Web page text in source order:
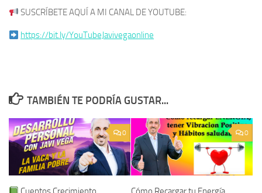
SUSCRÍBETE AQUÍ A MI CANAL DE YOUTUBE:
https://bit.ly/YouTubeJavivegaonline
TAMBIÉN TE PODRÍA GUSTAR...
0 0